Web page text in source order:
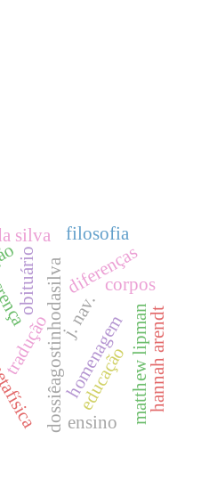
dossiêagostinhodasilva
traduçãoj. nav.
silva
obituário
homenagem
diferenças
corpos
filosofia
matthew lipman
educação
ensino
hannah arendt